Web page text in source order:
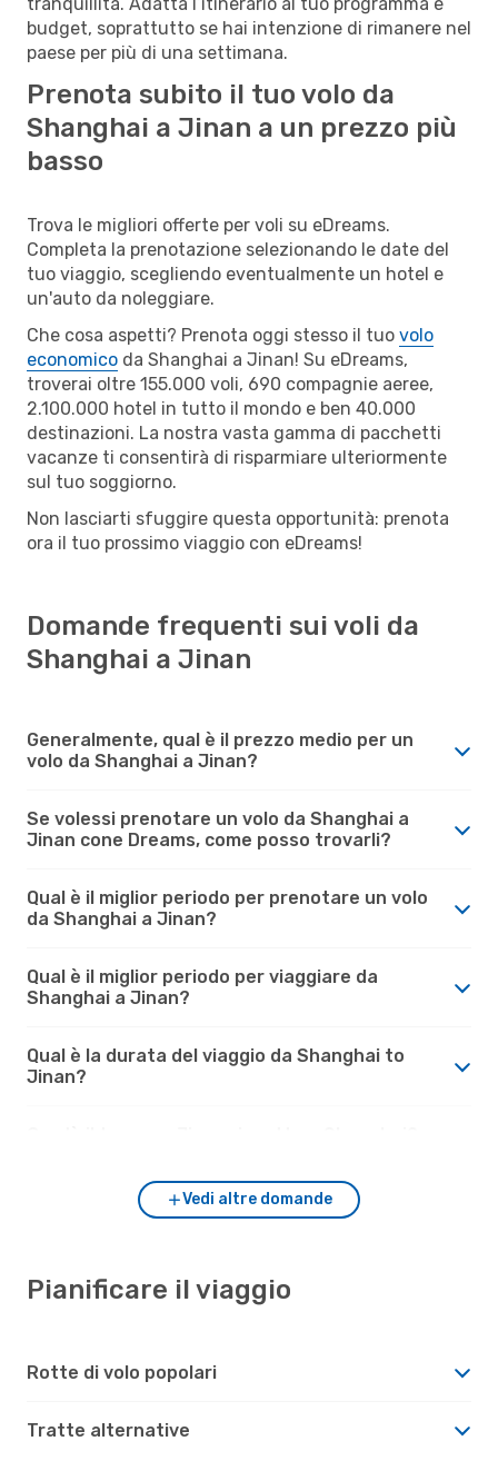
budget, soprattutto se hai intenzione di rimanere nel
paese per più di una settimana.
Prenota subito il tuo volo da
Shanghai a Jinan a un prezzo più
basso
Trova le migliori offerte per voli su eDreams.
Completa la prenotazione selezionando le date del
tuo viaggio, scegliendo eventualmente un hotel e
un'auto da noleggiare.
Che cosa aspetti? Prenota oggi stesso il tuo volo
economico da Shanghai a Jinan! Su eDreams,
troverai oltre 155.000 voli, 690 compagnie aeree,
2.100.000 hotel in tutto il mondo e ben 40.000
destinazioni. La nostra vasta gamma di pacchetti
vacanze ti consentirà di risparmiare ulteriormente
sul tuo soggiorno.
Non lasciarti sfuggire questa opportunità: prenota
ora il tuo prossimo viaggio con eDreams!
Domande frequenti sui voli da
Shanghai a Jinan
Generalmente, qual è il prezzo medio per un
volo da Shanghai a Jinan?
Se volessi prenotare un volo da Shanghai a
Jinan cone Dreams, come posso trovarli?
Qual è il miglior periodo per prenotare un volo
da Shanghai a Jinan?
Qual è il miglior periodo per viaggiare da
Shanghai a Jinan?
Qual è la durata del viaggio da Shanghai to
Jinan?
Vedi altre domande
Pianificare il viaggio
Rotte di volo popolari
Tratte alternative